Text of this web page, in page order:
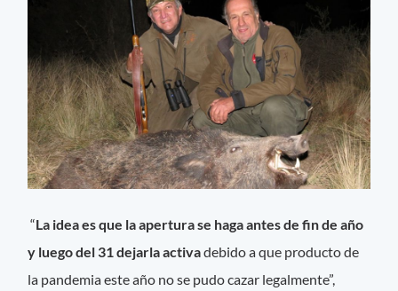
“La idea es que la apertura se haga antes de fin de año
y luego del 31 dejarla activadebido a que producto de
la pandemia este año no se pudo cazar legalmente”,